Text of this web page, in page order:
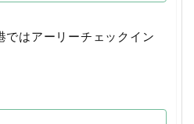
ではアーリーチェックイン